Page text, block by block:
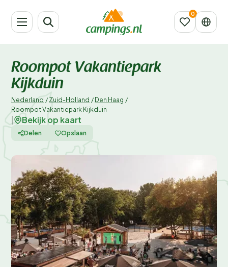
Roompot Vakantiepark
Kijkduin
Nederland / Zuid-Holland / Den Haag /
Roompot Vakantiepark Kijkduin
Bekijk op kaart
Delen Opslaan